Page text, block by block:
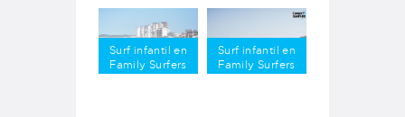
Surf infantil en
Family Surfers
Surf infantil en
Family Surfers